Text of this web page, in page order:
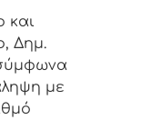
και
Δημ.
με